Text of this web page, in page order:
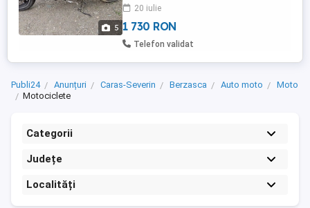
5
20 iulie
1 730 RON
Telefon validat
Publi24 Anunțuri Caras-Severin Berzasca Auto moto
Moto
Motociclete
Categorii
Județe
Localități